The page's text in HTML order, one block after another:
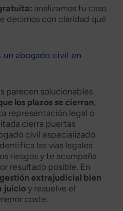
analizamos tu caso
decimos con claridad qué
un abogado civil en
parecen solucionables
los plazos se cierran,
representación legal o
cierra puertas
civil especializado
las vías legales
riesgos y te acompaña
resultado posible. En
extrajudicial bien
juicioy resuelve el
coste.